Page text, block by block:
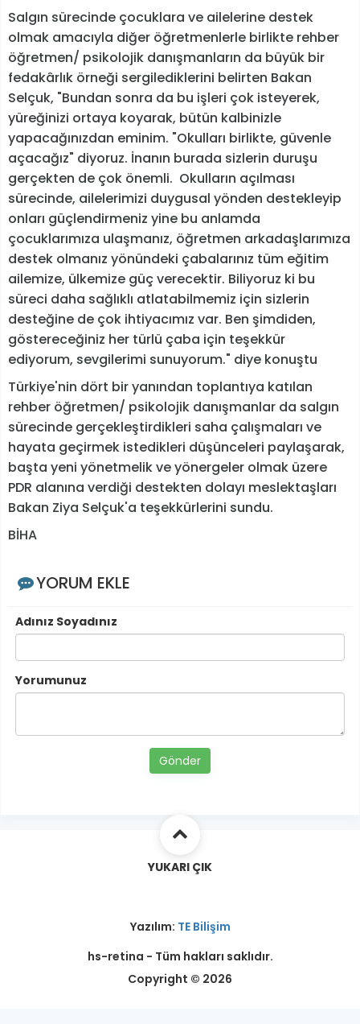
Salgın sürecinde çocuklara ve ailelerine destek
olmak amacıyla diğer öğretmenlerle birlikte rehber
öğretmen/ psikolojik danışmanların da büyük bir
fedakârlık örneği sergilediklerini belirten Bakan
Selçuk, "Bundan sonra da bu işleri çok isteyerek,
yüreğinizi ortaya koyarak, bütün kalbinizle
yapacağınızdan eminim. "Okulları birlikte, güvenle
açacağız" diyoruz. İnanın burada sizlerin duruşu
gerçekten de çok önemli. Okulların açılması
sürecinde, ailelerimizi duygusal yönden destekleyip
onları güçlendirmeniz yine bu anlamda
çocuklarımıza ulaşmanız, öğretmen arkadaşlarımıza
destek olmanız yönündeki çabalarınız tüm eğitim
ailemize, ülkemize güç verecektir. Biliyoruz ki bu
süreci daha sağlıklı atlatabilmemiz için sizlerin
desteğine de çok ihtiyacımız var. Ben şimdiden,
göstereceğiniz her türlü çaba için teşekkür
ediyorum, sevgilerimi sunuyorum." diye konuştu
Türkiye'nin dört bir yanından toplantıya katılan
rehber öğretmen/ psikolojik danışmanlar da salgın
sürecinde gerçekleştirdikleri saha çalışmaları ve
hayata geçirmek istedikleri düşünceleri paylaşarak,
başta yeni yönetmelik ve yönergeler olmak üzere
PDR alanına verdiği destekten dolayı meslektaşları
Bakan Ziya Selçuk'a teşekkürlerini sundu.
BİHA
YORUM EKLE
Adınız Soyadınız
Yorumunuz
Gönder
YUKARI ÇIK
Yazılım: TE Bilişim
hs-retina - Tüm hakları saklıdır.
Copyright © 2026